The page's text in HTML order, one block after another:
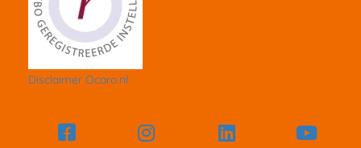
Disclaimer Ocaro.nl